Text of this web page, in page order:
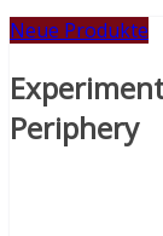
Neue Produkte
Periphery